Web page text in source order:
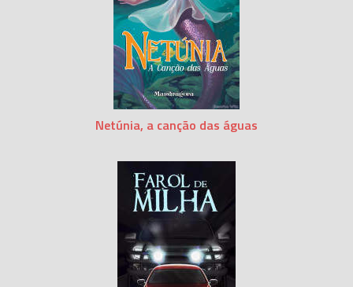
Netúnia, a canção das águas